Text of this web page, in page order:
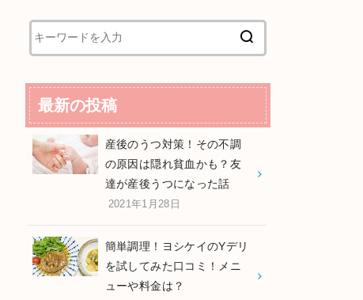
最新の投稿
産後のうつ対策！その不調
の原因は隠れ貧血かも？友
達が産後うつになった話
2021年1月28日
簡単調理！ヨシケイのYデリ
を試してみた口コミ！メニ
ューや料金は？